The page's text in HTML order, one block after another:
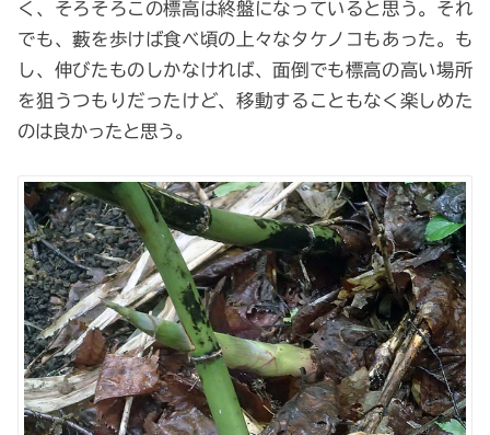
く、そろそろこの標高は終盤になっていると思う。それ
でも、藪を歩けば食べ頃の上々なタケノコもあった。も
し、伸びたものしかなければ、面倒でも標高の高い場所
を狙うつもりだったけど、移動することもなく楽しめた
のは良かったと思う。